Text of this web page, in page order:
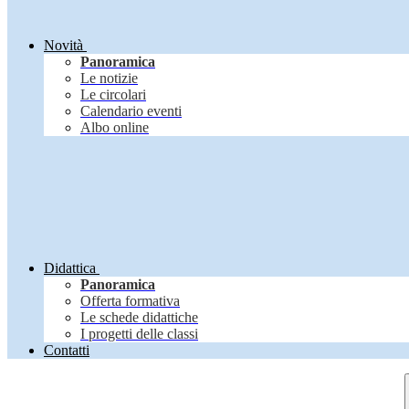
Novità
Panoramica
Le notizie
Le circolari
Calendario eventi
Albo online
Didattica
Panoramica
Offerta formativa
Le schede didattiche
I progetti delle classi
Contatti